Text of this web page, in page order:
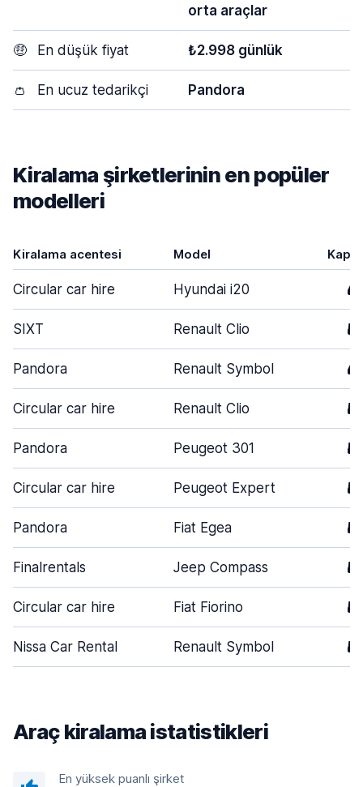
orta araçlar
🤑 En düşük fiyat ₺2.998 günlük
👛 En ucuz tedarikçi Pandora
Kiralama şirketlerinin en popüler
modelleri
Kiralama acentesi Model Kapı
Circular car hire Hyundai i20 4
SIXT Renault Clio 5
Pandora Renault Symbol 4
Circular car hire Renault Clio 5
Pandora Peugeot 301 5
Circular car hire Peugeot Expert 5
Pandora Fiat Egea 5
Finalrentals Jeep Compass 5
Circular car hire Fiat Fiorino 5
Nissa Car Rental Renault Symbol 5
Araç kiralama istatistikleri
En yüksek puanlı şirket